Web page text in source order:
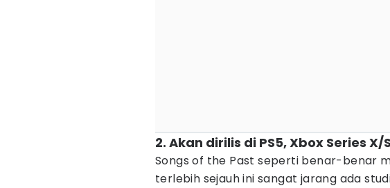
2. Akan dirilis di PS5, Xbox Series X/
Songs of the Past seperti benar-benar
terlebih sejauh ini sangat jarang ada